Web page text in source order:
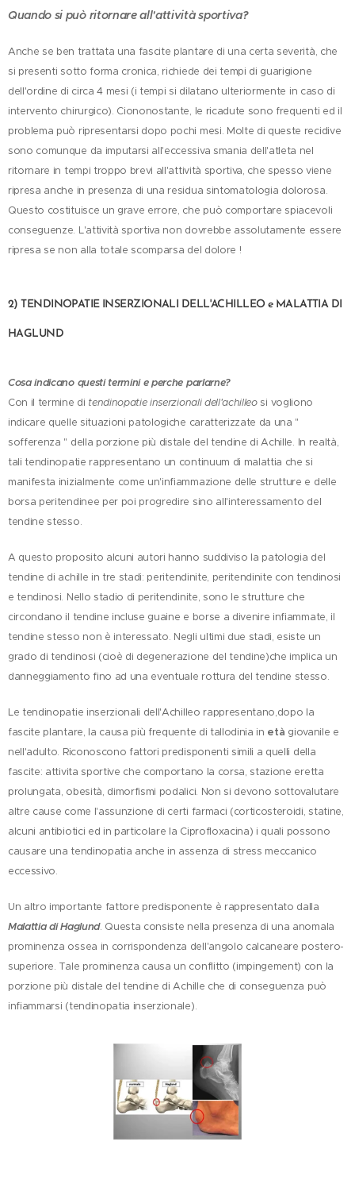
Quando si può ritornare all'attività sportiva?
Anche se ben trattata una fascite plantare di una certa severità, che
si presenti sotto forma cronica, richiede dei tempi di guarigione
dell'ordine di circa 4 mesi (i tempi si dilatano ulteriormente in caso di
intervento chirurgico). Ciononostante, le ricadute sono frequenti ed il
problema può ripresentarsi dopo pochi mesi. Molte di queste recidive
sono comunque da imputarsi all'eccessiva smania dell'atleta nel
ritornare in tempi troppo brevi all'attività sportiva, che spesso viene
ripresa anche in presenza di una residua sintomatologia dolorosa.
Questo costituisce un grave errore, che può comportare spiacevoli
conseguenze. L'attività sportiva non dovrebbe assolutamente essere
ripresa se non alla totale scomparsa del dolore !
2) TENDINOPATIE INSERZIONALI DELL'ACHILLEO e MALATTIA DI
HAGLUND
Cosa indicano questi termini e perche parlarne?
Con il termine di tendinopatie inserzionali dell'achilleosi vogliono
indicare quelle situazioni patologiche caratterizzate da una "
sofferenza " della porzione più distale del tendine di Achille. In realtà,
tali tendinopatie rappresentano un continuum di malattia che si
manifesta inizialmente come un'infiammazione delle strutture e delle
borsa peritendinee per poi progredire sino all'interessamento del
tendine stesso.
A questo proposito alcuni autori hanno suddiviso la patologia del
tendine di achille in tre stadi: peritendinite, peritendinite con tendinosi
e tendinosi. Nello stadio di peritendinite, sono le strutture che
circondano il tendine incluse guaine e borse a divenire infiammate, il
tendine stesso non è interessato. Negli ultimi due stadi, esiste un
grado di tendinosi (cioè di degenerazione del tendine)che implica un
danneggiamento fino ad una eventuale rottura del tendine stesso.
Le tendinopatie inserzionali dell'Achilleo rappresentano,dopo la
fascite plantare, la causa più frequente di tallodinia in età giovanile e
nell'adulto. Riconoscono fattori predisponenti simili a quelli della
fascite: attivita sportive che comportano la corsa, stazione eretta
prolungata, obesità, dimorfismi podalici. Non si devono sottovalutare
altre cause come l'assunzione di certi farmaci (corticosteroidi, statine,
alcuni antibiotici ed in particolare la Ciprofloxacina) i quali possono
causare una tendinopatia anche in assenza di stress meccanico
eccessivo.
Un altro importante fattore predisponente è rappresentato dalla
Malattia di Haglund. Questa consiste nella presenza di una anomala
prominenza ossea in corrispondenza dell'angolo calcaneare postero-
superiore. Tale prominenza causa un conflitto (impingement) con la
porzione più distale del tendine di Achille che di conseguenza può
infiammarsi (tendinopatia inserzionale).